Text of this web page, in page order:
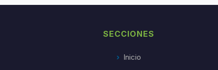
SECCIONES
Inicio